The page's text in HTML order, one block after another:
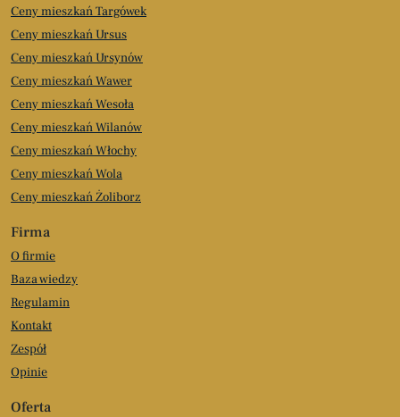
Ceny mieszkań Targówek
Ceny mieszkań Ursus
Ceny mieszkań Ursynów
Ceny mieszkań Wawer
Ceny mieszkań Wesoła
Ceny mieszkań Wilanów
Ceny mieszkań Włochy
Ceny mieszkań Wola
Ceny mieszkań Żoliborz
Firma
O firmie
Baza wiedzy
Regulamin
Kontakt
Zespół
Opinie
Oferta